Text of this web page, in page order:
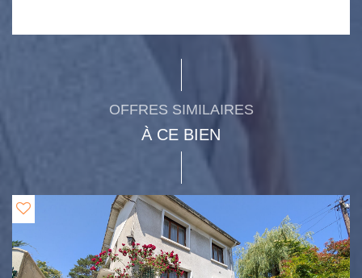
OFFRES SIMILAIRES
À CE BIEN